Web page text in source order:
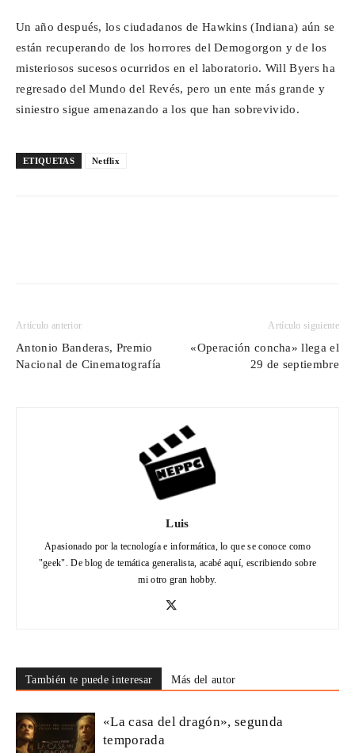
Un año después, los ciudadanos de Hawkins (Indiana) aún se
están recuperando de los horrores del Demogorgon y de los
misteriosos sucesos ocurridos en el laboratorio. Will Byers ha
regresado del Mundo del Revés, pero un ente más grande y
siniestro sigue amenazando a los que han sobrevivido.
ETIQUETAS Netflix
Artículo anterior
Antonio Banderas, Premio
Nacional de Cinematografía
Artículo siguiente
«Operación concha» llega el
29 de septiembre
Luis
Apasionado por la tecnología e informática, lo que se conoce como
"geek". De blog de temática generalista, acabé aquí, escribiendo sobre
mi otro gran hobby.
También te puede interesar Más del autor
«La casa del dragón», segunda
temporada